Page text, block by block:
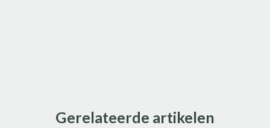
Gerelateerde artikelen